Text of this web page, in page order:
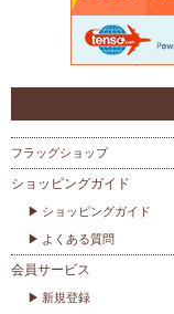
フラッグショップ
ショッピングガイド
ショッピングガイド
よくある質問
会員サービス
新規登録